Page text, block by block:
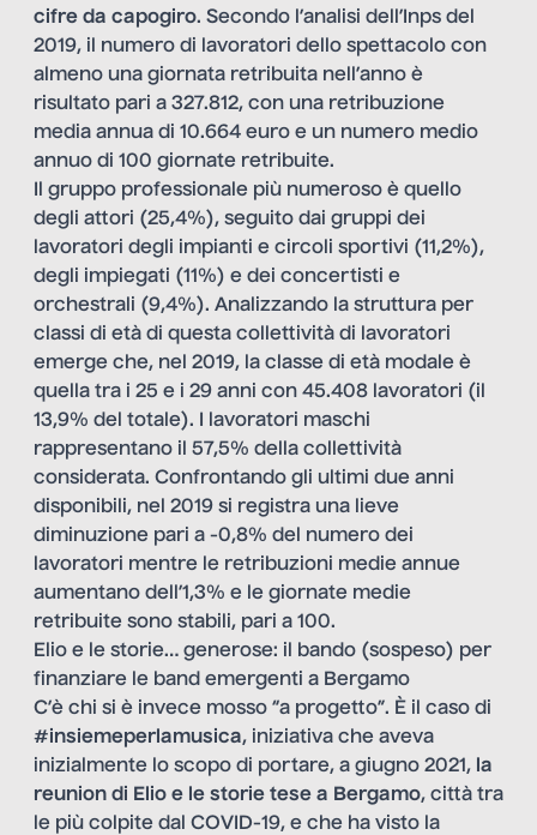
cifre da capogiro. Secondo l’analisi dell’Inps del
2019, il numero di lavoratori dello spettacolo con
almeno una giornata retribuita nell’anno è
risultato pari a 327.812, con una retribuzione
media annua di 10.664 euro e un numero medio
annuo di 100 giornate retribuite.
Il gruppo professionale più numeroso è quello
degli attori (25,4%), seguito dai gruppi dei
lavoratori degli impianti e circoli sportivi (11,2%),
degli impiegati (11%) e dei concertisti e
orchestrali (9,4%). Analizzando la struttura per
classi di età di questa collettività di lavoratori
emerge che, nel 2019, la classe di età modale è
quella tra i 25 e i 29 anni con 45.408 lavoratori (il
13,9% del totale). I lavoratori maschi
rappresentano il 57,5% della collettività
considerata. Confrontando gli ultimi due anni
disponibili, nel 2019 si registra una lieve
diminuzione pari a -0,8% del numero dei
lavoratori mentre le retribuzioni medie annue
aumentano dell’1,3% e le giornate medie
retribuite sono stabili, pari a 100.
Elio e le storie… generose: il bando (sospeso) per
finanziare le band emergenti a Bergamo
C’è chi si è invece mosso “a progetto”. È il caso di
#insiemeperlamusica, iniziativa che aveva
inizialmente lo scopo di portare, a giugno 2021, la
reunion di Elio e le storie tese a Bergamo, città tra
le più colpite dal COVID-19, e che ha visto la